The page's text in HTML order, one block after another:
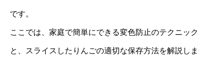
です。
ここでは、家庭で簡単にできる変色防止のテクニック
と、スライスしたりんごの適切な保存方法を解説しま